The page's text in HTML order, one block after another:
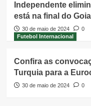
Independente
está na final do
30 de maio de 2024
0
Futebol Internacional
Confira as
Turquia para a
30 de maio de 2024 0